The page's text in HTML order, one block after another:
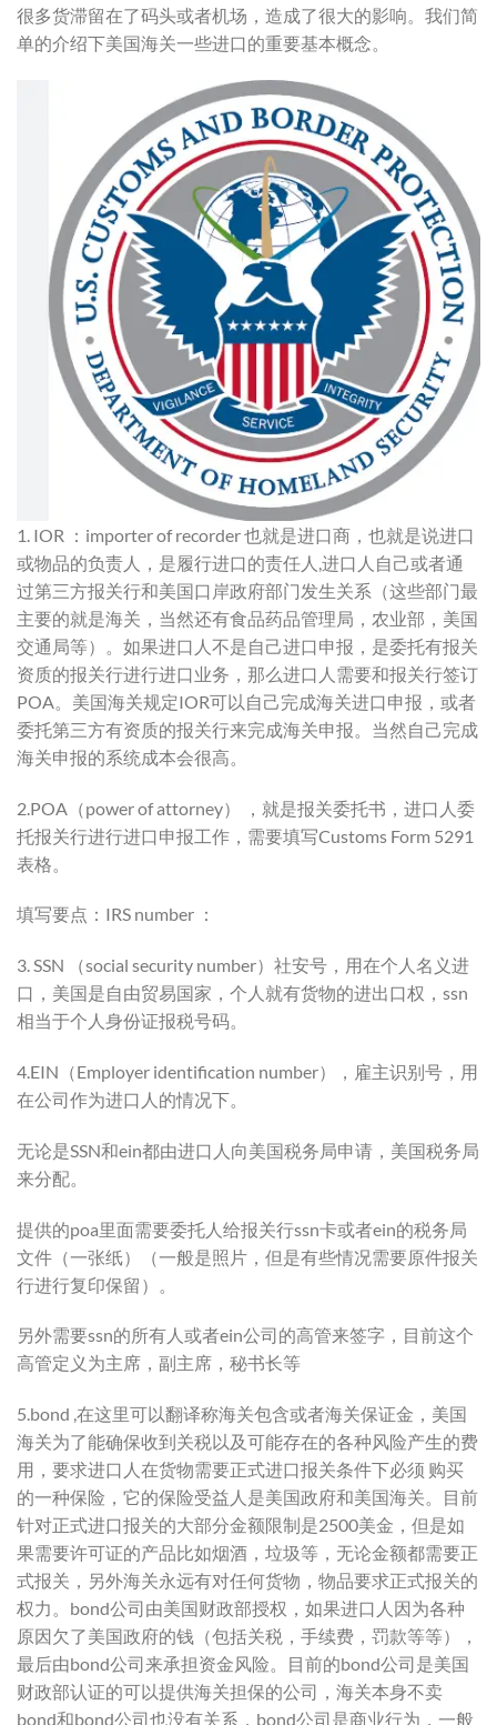
很多货滞留在了码头或者机场，造成了很大的影响。我们简
单的介绍下美国海关一些进口的重要基本概念。
1. IOR ：importer of recorder 也就是进口商，也就是说进口
或物品的负责人，是履行进口的责任人,进口人自己或者通
过第三方报关行和美国口岸政府部门发生关系（这些部门最
主要的就是海关，当然还有食品药品管理局，农业部，美国
交通局等）。如果进口人不是自己进口申报，是委托有报关
资质的报关行进行进口业务，那么进口人需要和报关行签订
POA。美国海关规定IOR可以自己完成海关进口申报，或者
委托第三方有资质的报关行来完成海关申报。当然自己完成
海关申报的系统成本会很高。
2.POA（power of attorney） ，就是报关委托书，进口人委
托报关行进行进口申报工作，需要填写Customs Form 5291
表格。
填写要点：IRS number ：
3. SSN （social security number）社安号，用在个人名义进
口，美国是自由贸易国家，个人就有货物的进出口权，ssn
相当于个人身份证报税号码。
4.EIN（Employer identification number），雇主识别号，用
在公司作为进口人的情况下。
无论是SSN和ein都由进口人向美国税务局申请，美国税务局
来分配。
提供的poa里面需要委托人给报关行ssn卡或者ein的税务局
文件（一张纸）（一般是照片，但是有些情况需要原件报关
行进行复印保留）。
另外需要ssn的所有人或者ein公司的高管来签字，目前这个
高管定义为主席，副主席，秘书长等
5.bond ,在这里可以翻译称海关包含或者海关保证金，美国
海关为了能确保收到关税以及可能存在的各种风险产生的费
用，要求进口人在货物需要正式进口报关条件下必须 购买
的一种保险，它的保险受益人是美国政府和美国海关。目前
针对正式进口报关的大部分金额限制是2500美金，但是如
果需要许可证的产品比如烟酒，垃圾等，无论金额都需要正
式报关，另外海关永远有对任何货物，物品要求正式报关的
权力。bond公司由美国财政部授权，如果进口人因为各种
原因欠了美国政府的钱（包括关税，手续费，罚款等等），
最后由bond公司来承担资金风险。目前的bond公司是美国
财政部认证的可以提供海关担保的公司，海关本身不卖
bond和bond公司也没有关系，bond公司是商业行为，一般